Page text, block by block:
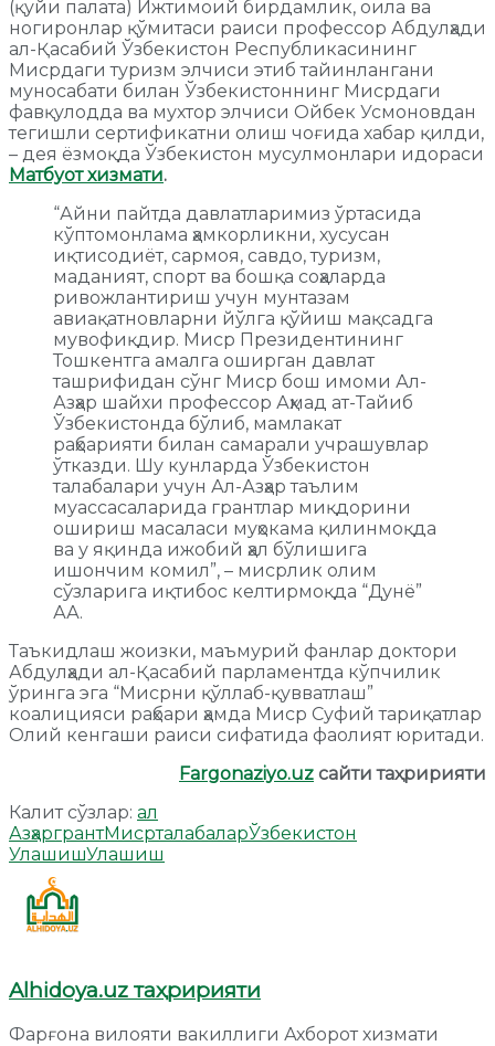
(қуйи палата) Ижтимоий бирдамлик, оила ва
ногиронлар қўмитаси раиси профессор Абдулҳади
ал-Қасабий Ўзбекистон Республикасининг
Мисрдаги туризм элчиси этиб тайинлангани
муносабати билан Ўзбекистоннинг Мисрдаги
фавқулодда ва мухтор элчиси Ойбек Усмоновдан
тегишли сертификатни олиш чоғида хабар қилди,
– дея ёзмоқда Ўзбекистон мусулмонлари идораси
Матбуот хизмати.
“Айни пайтда давлатларимиз ўртасида
кўптомонлама ҳамкорликни, хусусан
иқтисодиёт, сармоя, савдо, туризм,
маданият, спорт ва бошқа соҳаларда
ривожлантириш учун мунтазам
авиақатновларни йўлга қўйиш мақсадга
мувофиқдир. Миср Президентининг
Тошкентга амалга оширган давлат
ташрифидан сўнг Миср бош имоми Ал-
Азҳар шайхи профессор Аҳмад ат-Тайиб
Ўзбекистонда бўлиб, мамлакат
раҳбарияти билан самарали учрашувлар
ўтказди. Шу кунларда Ўзбекистон
талабалари учун Ал-Азҳар таълим
муассасаларида грантлар миқдорини
ошириш масаласи муҳокама қилинмоқда
ва у яқинда ижобий ҳал бўлишига
ишончим комил”, – мисрлик олим
сўзларига иқтибос келтирмоқда “Дунё”
АА.
Таъкидлаш жоизки, маъмурий фанлар доктори
Абдулҳади ал-Қасабий парламентда кўпчилик
ўринга эга “Мисрни қўллаб-қувватлаш”
коалицияси раҳбари ҳамда Миср Суфий тариқатлар
Олий кенгаши раиси сифатида фаолият юритади.
Fargonaziyo.uz сайти таҳририяти
Калит сўзлар: ал
АзҳаргрантМисрталабаларЎзбекистон
УлашишУлашиш
Alhidoya.uz таҳририяти
Фарғона вилояти вакиллиги Ахборот хизмати